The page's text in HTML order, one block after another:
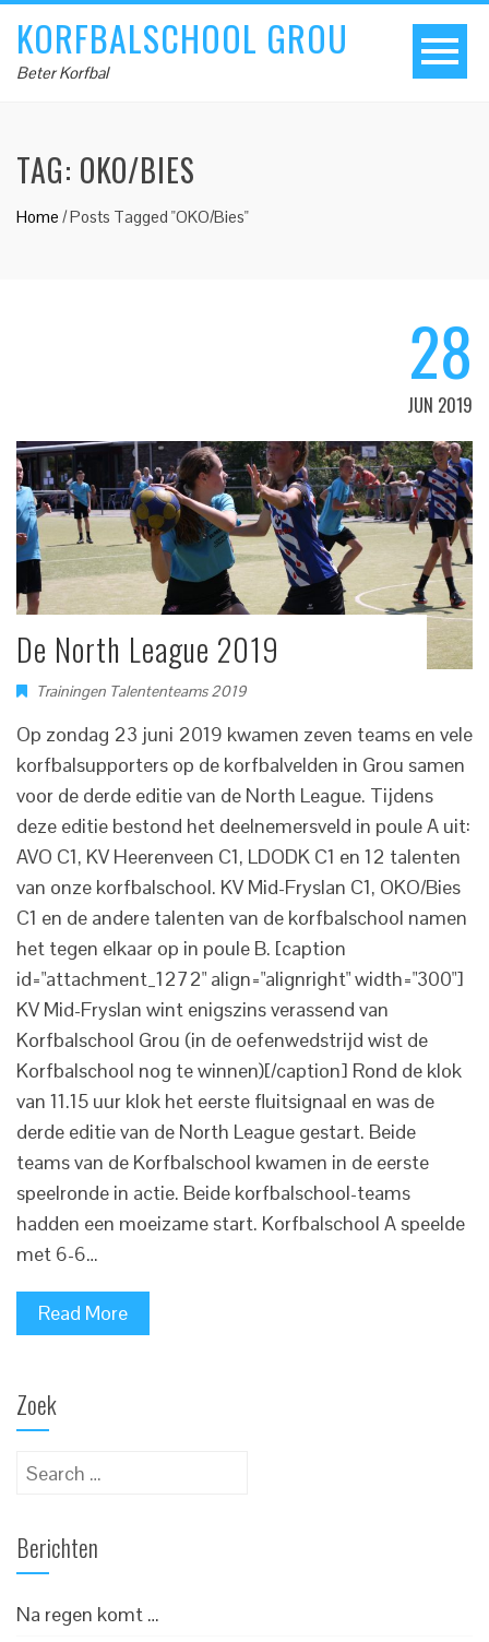
KORFBALSCHOOL GROU
Beter Korfbal
TAG: OKO/BIES
Home /Posts Tagged "OKO/Bies"
28
JUN 2019
De North League 2019
Trainingen Talententeams 2019
Op zondag 23 juni 2019 kwamen zeven teams en vele
korfbalsupporters op de korfbalvelden in Grou samen
voor de derde editie van de North League. Tijdens
deze editie bestond het deelnemersveld in poule A uit:
AVO C1, KV Heerenveen C1, LDODK C1 en 12 talenten
van onze korfbalschool. KV Mid-Fryslan C1, OKO/Bies
C1 en de andere talenten van de korfbalschool namen
het tegen elkaar op in poule B. [caption
id="attachment_1272" align="alignright" width="300"]
KV Mid-Fryslan wint enigszins verassend van
Korfbalschool Grou (in de oefenwedstrijd wist de
Korfbalschool nog te winnen)[/caption] Rond de klok
van 11.15 uur klok het eerste fluitsignaal en was de
derde editie van de North League gestart. Beide
teams van de Korfbalschool kwamen in de eerste
speelronde in actie. Beide korfbalschool-teams
hadden een moeizame start. Korfbalschool A speelde
met 6-6…
Read More
Zoek
Search
Berichten
Na regen komt …